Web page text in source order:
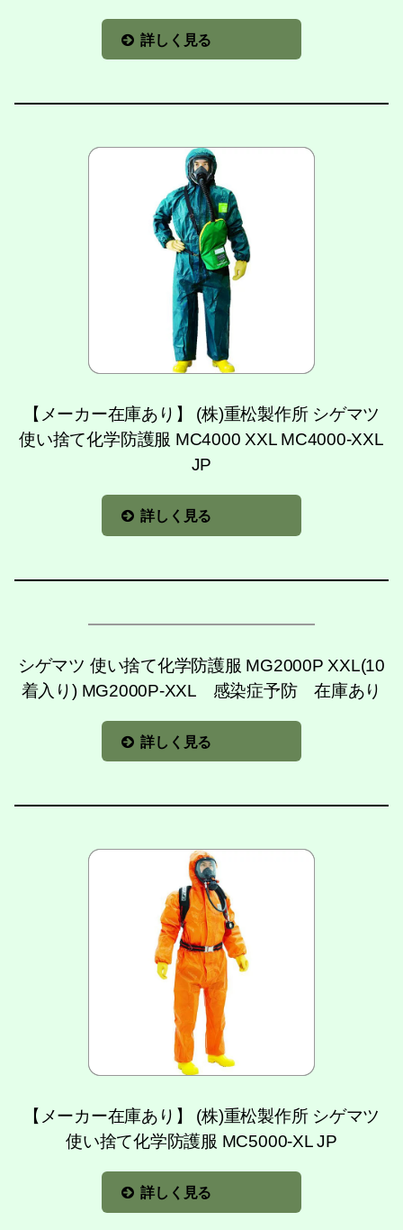
詳しく見る
【メーカー在庫あり】 (株)重松製作所 シゲマツ
使い捨て化学防護服 MC4000 XXL MC4000-XXL
JP
詳しく見る
シゲマツ 使い捨て化学防護服 MG2000P XXL(10
着入り) MG2000P-XXL 感染症予防 在庫あり
詳しく見る
【メーカー在庫あり】 (株)重松製作所 シゲマツ
使い捨て化学防護服 MC5000-XL JP
詳しく見る